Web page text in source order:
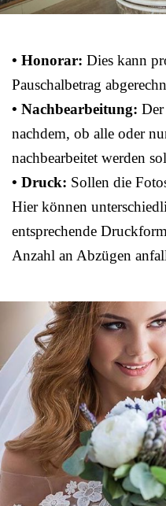
• Honorar: Dies kann
Pauschalbetrag
• Nachbearbeitung:
nachdem, ob alle oder
nachbearbeitet werden
• Druck: Sollen die
Hier können
entsprechende
Anzahl an Abzügen